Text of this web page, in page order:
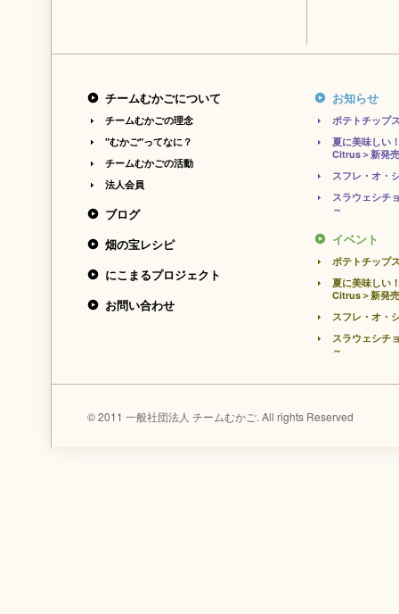
チームむかごについて
チームむかごの理念
"むかご"ってなに？
チームむかごの活動
法人会員
ブログ
畑の宝レシピ
にこまるプロジェクト
お問い合わせ
お知らせ
ポテトチップ
夏に美味しい
Citrus＞新発
スフレ・オ・
スラウェシチ
～
イベント
ポテトチップ
夏に美味しい
Citrus＞新発
スフレ・オ・
スラウェシチ
～
© 2011 一般社団法人 チームむかご. All rights Reserved